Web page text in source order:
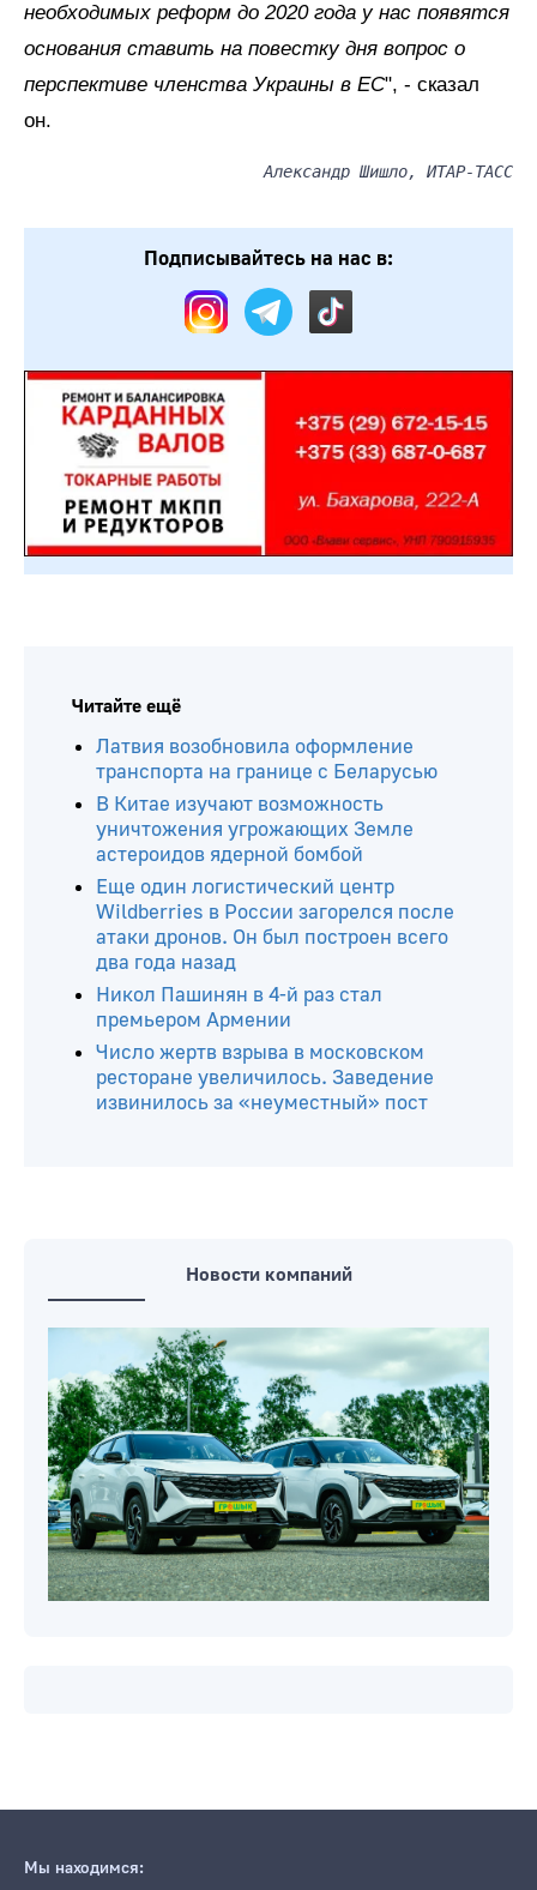
необходимых реформ до 2020 года у нас появятся
основания ставить на повестку дня вопрос о
перспективе членства Украины в ЕС", - сказал
он.
Александр Шишло, ИТАР-ТАСС
Подписывайтесь на нас в:
Читайте ещё
Латвия возобновила оформление
транспорта на границе с Беларусью
В Китае изучают возможность
уничтожения угрожающих Земле
астероидов ядерной бомбой
Еще один логистический центр
Wildberries в России загорелся после
атаки дронов. Он был построен всего
два года назад
Никол Пашинян в 4-й раз стал
премьером Армении
Число жертв взрыва в московском
ресторане увеличилось. Заведение
извинилось за «неуместный» пост
Новости компаний
Мы находимся: